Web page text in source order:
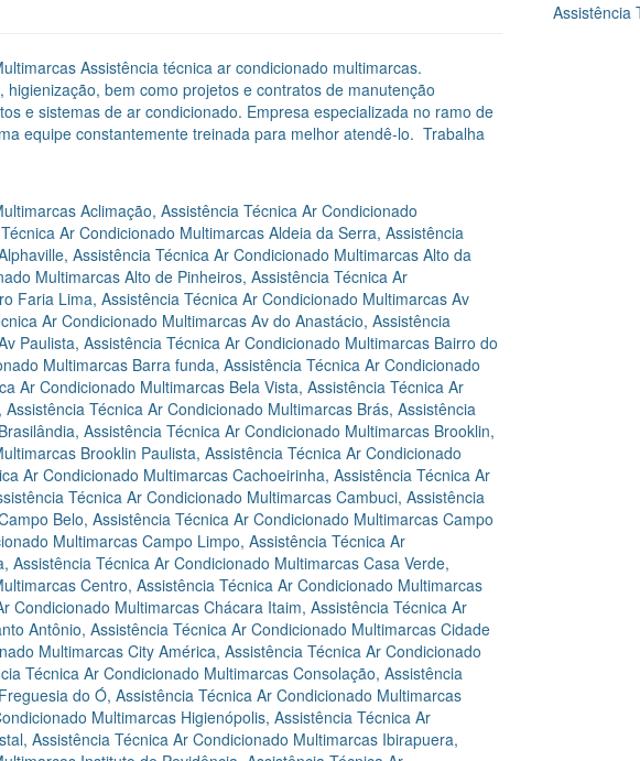
Assistência técnica ar condicionado multimarcas.
bem como projetos e contratos de manutenção
e sistemas de ar condicionado. Empresa especializada no ramo de
equipe constantemente treinada para melhor atendê-lo. Trabalha
Aclimação,Assistência Técnica Ar Condicionado
Ar Condicionado Multimarcas Aldeia da Serra,Assistência
,Assistência Técnica Ar Condicionado Multimarcas Alto da
Multimarcas Alto de Pinheiros,Assistência Técnica Ar
Faria Lima,Assistência Técnica Ar Condicionado Multimarcas Av
Ar Condicionado Multimarcas Av do Anastácio,Assistência
Paulista,Assistência Técnica Ar Condicionado Multimarcas Bairro do
Multimarcas Barra funda,Assistência Técnica Ar Condicionado
Ar Condicionado Multimarcas Bela Vista,Assistência Técnica Ar
,Assistência Técnica Ar Condicionado Multimarcas Brás,Assistência
,Assistência Técnica Ar Condicionado Multimarcas Brooklin,
Brooklin Paulista,Assistência Técnica Ar Condicionado
Ar Condicionado Multimarcas Cachoeirinha,Assistência Técnica Ar
Técnica Ar Condicionado Multimarcas Cambuci,Assistência
Belo,Assistência Técnica Ar Condicionado Multimarcas Campo
Multimarcas Campo Limpo,Assistência Técnica Ar
,Assistência Técnica Ar Condicionado Multimarcas Casa Verde,
Centro,Assistência Técnica Ar Condicionado Multimarcas
Condicionado Multimarcas Chácara Itaim,Assistência Técnica Ar
Antônio,Assistência Técnica Ar Condicionado Multimarcas Cidade
Multimarcas City América,Assistência Técnica Ar Condicionado
Técnica Ar Condicionado Multimarcas Consolação,Assistência
do Ó,Assistência Técnica Ar Condicionado Multimarcas
Multimarcas Higienópolis,Assistência Técnica Ar
,Assistência Técnica Ar Condicionado Multimarcas Ibirapuera,
Assistência